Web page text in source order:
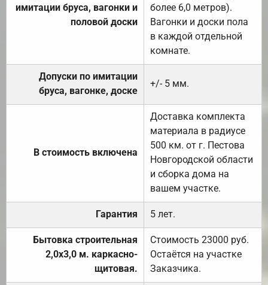
имитации бруса, вагонки и
половой доски
более 6,0 метров).
Вагонки и доски пола
в каждой отдельной
комнате.
Допуски по имитации
бруса, вагонке, доске
+/- 5 мм.
В стоимость включена
Доставка комплекта
материала в радиусе
500 км. от г. Пестова
Новгородской области
и сборка дома на
вашем участке.
Гарантия 5 лет.
Бытовка строительная
2,0х3,0 м. каркасно-
щитовая.
Стоимость 23000 руб.
Остаётся на участке
Заказчика.